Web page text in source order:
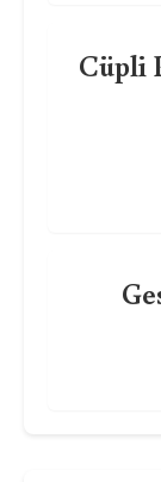
Cüpli